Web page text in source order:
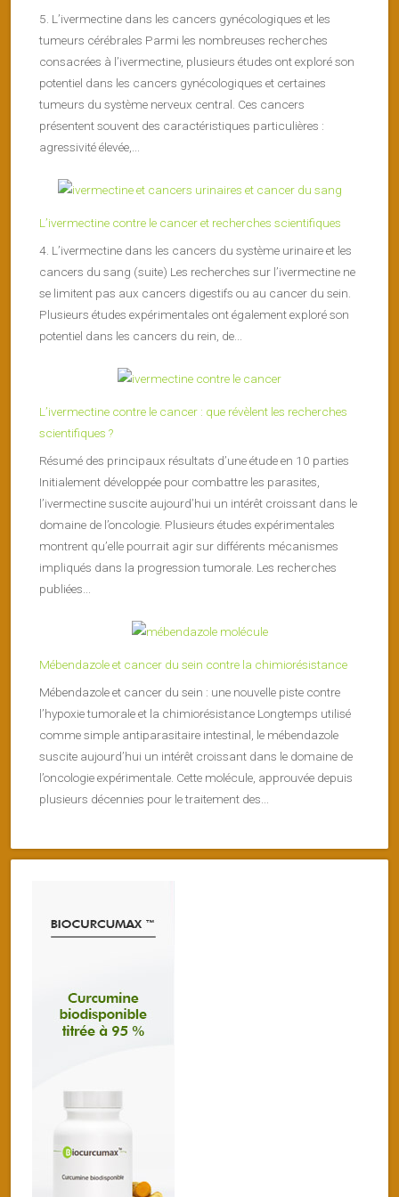
5. L’ivermectine dans les cancers gynécologiques et les
tumeurs cérébrales Parmi les nombreuses recherches
consacrées à l’ivermectine, plusieurs études ont exploré son
potentiel dans les cancers gynécologiques et certaines
tumeurs du système nerveux central. Ces cancers
présentent souvent des caractéristiques particulières :
agressivité élevée,...
L’ivermectine contre le cancer et recherches scientifiques
4. L’ivermectine dans les cancers du système urinaire et les
cancers du sang (suite) Les recherches sur l’ivermectine ne
se limitent pas aux cancers digestifs ou au cancer du sein.
Plusieurs études expérimentales ont également exploré son
potentiel dans les cancers du rein, de...
L’ivermectine contre le cancer : que révèlent les recherches
scientifiques ?
Résumé des principaux résultats d’une étude en 10 parties
Initialement développée pour combattre les parasites,
l’ivermectine suscite aujourd’hui un intérêt croissant dans le
domaine de l’oncologie. Plusieurs études expérimentales
montrent qu’elle pourrait agir sur différents mécanismes
impliqués dans la progression tumorale. Les recherches
publiées...
Mébendazole et cancer du sein contre la chimiorésistance
Mébendazole et cancer du sein : une nouvelle piste contre
l’hypoxie tumorale et la chimiorésistance Longtemps utilisé
comme simple antiparasitaire intestinal, le mébendazole
suscite aujourd’hui un intérêt croissant dans le domaine de
l’oncologie expérimentale. Cette molécule, approuvée depuis
plusieurs décennies pour le traitement des...